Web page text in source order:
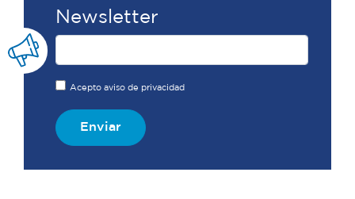
Newsletter
Acepto aviso de privacidad
Enviar